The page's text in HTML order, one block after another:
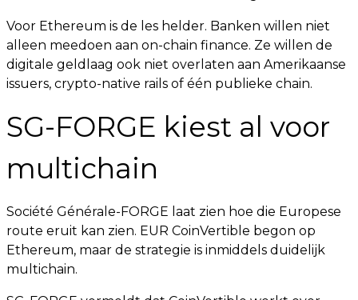
Voor Ethereum is de les helder. Banken willen niet
alleen meedoen aan on-chain finance. Ze willen de
digitale geldlaag ook niet overlaten aan Amerikaanse
issuers, crypto-native rails of één publieke chain.
SG-FORGE kiest al voor
multichain
Société Générale-FORGE laat zien hoe die Europese
route eruit kan zien. EUR CoinVertible begon op
Ethereum, maar de strategie is inmiddels duidelijk
multichain.